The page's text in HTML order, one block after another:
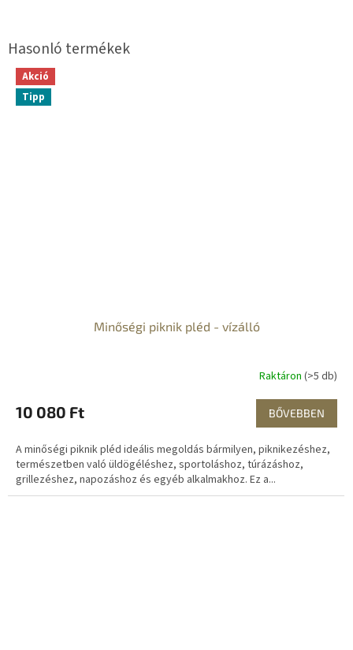
Akció
Tipp
Minőségi piknik pléd - vízálló
Raktáron (>5 db)
10 080 Ft BŐVEBBEN
A minőségi piknik pléd ideális megoldás bármilyen, piknikezéshez,
természetben való üldögéléshez, sportoláshoz, túrázáshoz,
grillezéshez, napozáshoz és egyéb alkalmakhoz. Ez a...